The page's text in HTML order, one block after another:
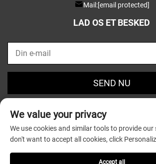
Mail:[email protected]
LAD OS ET BESKED
SEND NU
Copyright © 2025 af Guangdong
Housewares Co.,Ltd. |
We value your privacy
We use cookies and similar tools to provide our
don't want to accept all cookies, click
Accept all